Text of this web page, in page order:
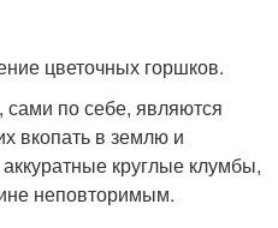
цветочных горшков.
по себе, являются
вкопать в землю и
круглые клумбы,
неповторимым.